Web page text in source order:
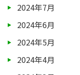
2024年7月
2024年6月
2024年5月
2024年4月